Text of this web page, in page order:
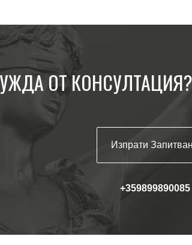
ОТ КОНСУЛТАЦИЯ?
Изпрати
+359899890085